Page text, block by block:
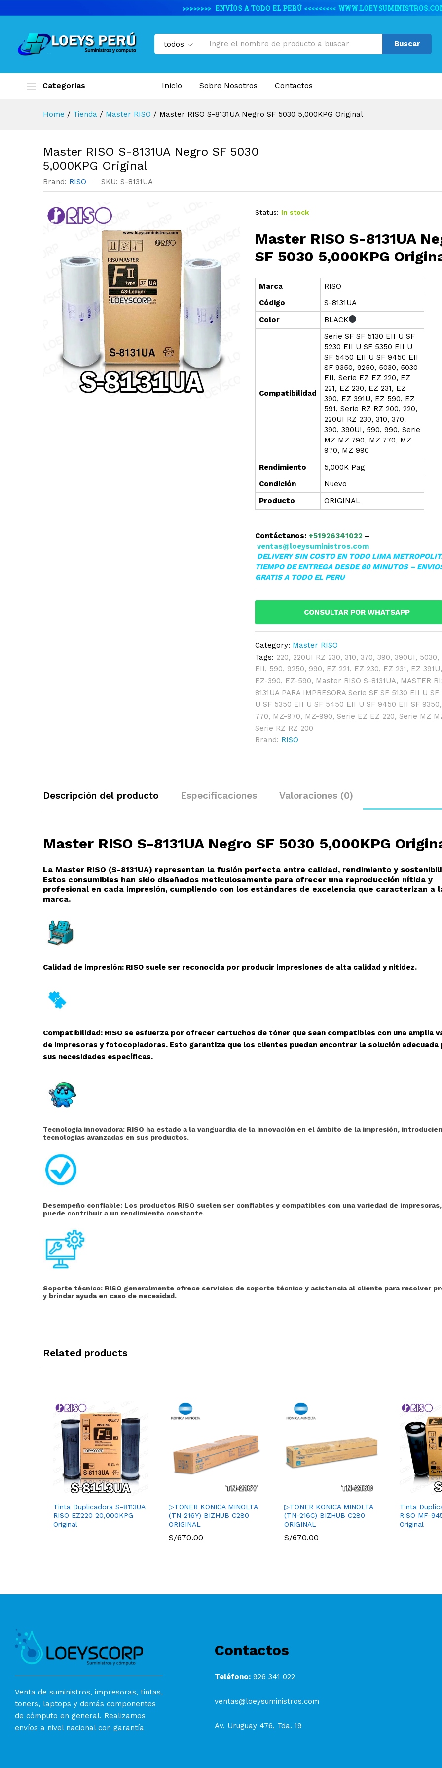
todos Buscar
Categorias Inicio Sobre Nosotros Contactos
Home / Tienda / Master RISO / Master RISO S-8131UA Negro SF 5030 5,000KPG Original
Master RISO S-8131UA Negro SF 5030
5,000KPG Original
Brand: RISO SKU: S-8131UA
Status: In stock
Master RISO S-8131UA
SF 5030 5,000KPG
Marca
RISO
Código
S-8131UA
Color
BLACK
Compatibilidad
Serie SF SF 5130 EII U SF
5230 EII U SF 5350 EII U
SF 5450 EII U SF 9450 EII
SF 9350, 9250, 5030, 5030
EII, Serie EZ EZ 220, EZ
221, EZ 230, EZ 231, EZ
390, EZ 391U, EZ 590, EZ
591, Serie RZ RZ 200, 220,
220UI RZ 230, 310, 370,
390, 390UI, 590, 990, Serie
MZ MZ 790, MZ 770, MZ
970, MZ 990
Rendimiento
5,000K Pag
Condición
Nuevo
Producto
ORIGINAL
Contáctanos: +51926341022 –
ventas@loeysuministros.com
DELIVERY SIN COSTO EN TODO LIMA
TIEMPO DE ENTREGA DESDE 60 MINUTOS –
GRATIS A TODO EL PERU
CONSULTAR POR WHATSAPP
Category: Master RISO
Tags: 220, 220UI RZ 230,310,370,390,390UI, 5030,
EII, 590, 9250, 990, EZ 221, EZ 230, EZ 231, EZ 391U,
EZ-390, EZ-590, Master RISO S-8131UA, MASTER
8131UA PARA IMPRESORA Serie SF SF 5130 EII U
U SF 5350 EII U SF 5450 EII U SF 9450 EII SF 9350,
770, MZ-970, MZ-990,Serie EZ EZ 220,Serie MZ
Serie RZ RZ 200
Brand: RISO
Descripción del producto Especificaciones Valoraciones (0)
Master RISO S-8131UA Negro SF 5030 5,000KPG
La Master RISO (S-8131UA) representan la fusión perfecta entre calidad, rendimiento y
Estos consumibles han sido diseñados meticulosamente para ofrecer una reproducción nítida y
profesional en cada impresión, cumpliendo con los estándares de excelencia que caracterizan a
marca.
Calidad de impresión: RISO suele ser reconocida por producir impresiones de alta calidad y nitidez.
Compatibilidad: RISO se esfuerza por ofrecer cartuchos de tóner que sean compatibles con una amplia
de impresoras y fotocopiadoras. Esto garantiza que los clientes puedan encontrar la solución adecuada
sus necesidades específicas.
Tecnología innovadora: RISO ha estado a la vanguardia de la innovación en el ámbito de la impresión,
tecnologías avanzadas en sus productos.
Desempeño confiable: Los productos RISO suelen ser confiables y compatibles con una variedad de
puede contribuir a un rendimiento constante.
Soporte técnico: RISO generalmente ofrece servicios de soporte técnico y asistencia al cliente para resolver
y brindar ayuda en caso de necesidad.
Related products
Tinta Duplicadora S-8113UA
RISO EZ220 20,000KPG
Original
▷TONER KONICA MINOLTA
(TN-216Y) BIZHUB C280
ORIGINAL
S/670.00
▷TONER KONICA MINOLTA
(TN-216C) BIZHUB C280
ORIGINAL
S/670.00
Tinta
RISO MF-
Original
Venta de suministros, impresoras, tintas,
toners, laptops y demás componentes
de cómputo en general. Realizamos
envíos a nivel nacional con garantía
Contactos
Teléfono: 926 341 022
ventas@loeysuministros.com
Av. Uruguay 476, Tda. 19
Descripción del producto Especificaciones Valoraciones (0)